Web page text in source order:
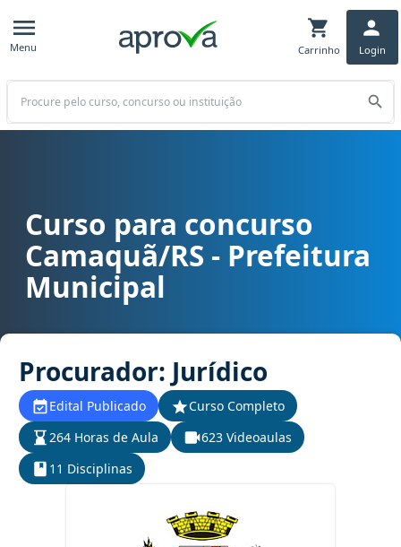
Menu Carrinho Login
Buscar
Curso para concurso Camaquã/RS - Prefeitura Municipal cargo
Curso para concurso
Camaquã/RS - Prefeitura
Municipal
Procurador: Jurídico
Edital Publicado
Curso Completo
264 Horas de Aula
623 Videoaulas
11 Disciplinas